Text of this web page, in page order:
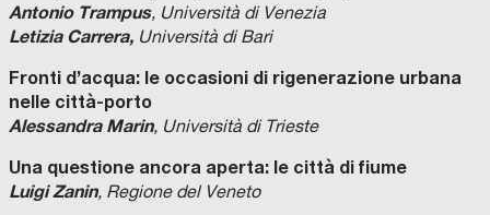
Antonio Trampus, Università di Venezia
Letizia Carrera, Università di Bari
Fronti d’acqua: le occasioni di rigenerazione urbana
nelle città-porto
Alessandra Marin, Università di Trieste
Una questione ancora aperta: le città di fiume
Luigi Zanin, Regione del Veneto